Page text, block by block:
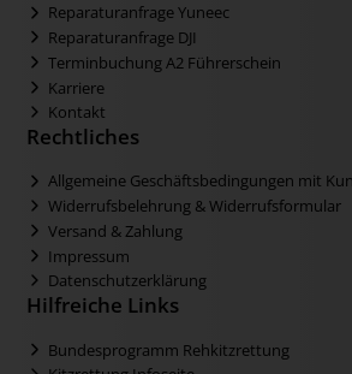
Reparaturanfrage Yuneec
Reparaturanfrage DJI
Terminbuchung A2 Führerschein
Karriere
Kontakt
Rechtliches
Allgemeine Geschäftsbedingungen mit
Widerrufsbelehrung & Widerrufsformular
Versand & Zahlung
Impressum
Datenschutzerklärung
Hilfreiche Links
Bundesprogramm Rehkitzrettung